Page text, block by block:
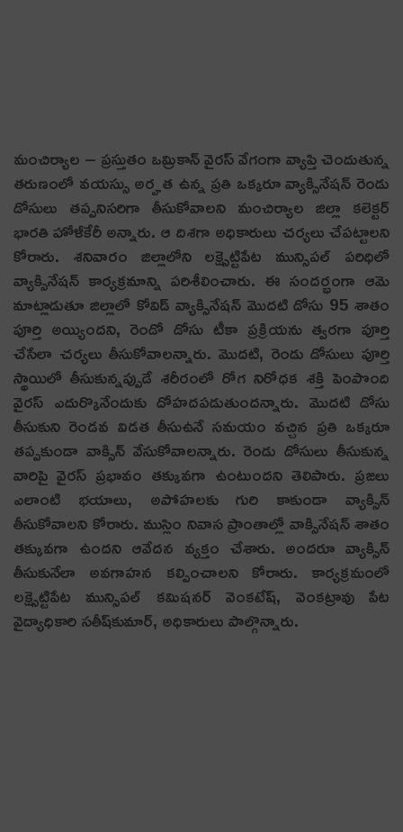
మంచిర్యాల – ప్ర‌స్తుతం ఒమ్రికాన్ వైర‌స్ వేగంగా వ్యాప్తి చెందుతున్న
త‌రుణంలో వ‌య‌స్సు అర్హ‌త ఉన్న ప్ర‌తి ఒక్క‌రూ వ్యాక్సినేష‌న్ రెండు
డోసులు త‌ప్ప‌నిస‌రిగా తీసుకోవాల‌ని మంచిర్యాల జిల్లా క‌లెక్ట‌ర్
భార‌తి హోళీకేరీ అన్నారు. ఆ దిశ‌గా అధికారులు చ‌ర్య‌లు చేప‌ట్టాల‌ని
కోరారు. శ‌నివారం జిల్లాలోని ల‌క్ష్సెట్టిపేట మున్సిప‌ల్ ప‌రిధిలో
వ్యాక్సినేష‌న్ కార్య‌క్ర‌మాన్ని ప‌రిశీలించారు. ఈ సంద‌ర్భంగా ఆమె
మాట్లాడుతూ జిల్లాలో కోవిడ్ వ్యాక్సినేష‌న్ మొద‌టి డోసు 95 శాతం
పూర్తి అయ్యింద‌ని, రెండో డోసు టీకా ప్ర‌క్రియ‌ను త్వ‌ర‌గా పూర్తి
చేసేలా చ‌ర్య‌లు తీసుకోవాల‌న్నారు. మొద‌టి, రెండు డోసులు పూర్తి
స్థాయిలో తీసుకున్న‌ప్పుడే శ‌రీరంలో రోగ నిరోధ‌క శ‌క్తి పెంపొంది
వైర‌స్ ఎదుర్కొనేందుకు దోహ‌ద‌ప‌డుతుంద‌న్నారు. మొద‌టి డోసు
తీసుకుని రెండ‌వ విడ‌త తీసుఉనే స‌మ‌యం వ‌చ్చిన ప్ర‌తి ఒక్క‌రూ
త‌ప్ప‌కుండా వాక్సిన్ వేసుకోవాల‌న్నారు. రెండు డోసులు తీసుకున్న
వారిపై వైర‌స్ ప్ర‌భావం త‌క్కువ‌గా ఉంటుంద‌ని తెలిపారు. ప్ర‌జ‌లు
ఎలాంటి భ‌యాలు, అపోహ‌లకు గురి కాకుండా వ్యాక్సిన్
తీసుకోవాల‌ని కోరారు. ముస్లిం నివాస ప్రాంతాల్లో వాక్సినేష‌న్ శాతం
త‌క్కువ‌గా ఉంద‌ని ఆవేద‌న వ్య‌క్తం చేశారు. అంద‌రూ వ్యాక్సిన్
తీసుకునేలా అవ‌గాహ‌న క‌ల్పించాల‌ని కోరారు. కార్య‌క్ర‌మంలో
ల‌క్ష్సెట్టిపేట మున్సిప‌ల్ క‌మిష‌న‌ర్ వెంక‌టేష్‌, వెంక‌ట్రావు పేట
వైద్యాధికారి స‌తీష్‌కుమార్‌, అధికారులు పాల్గొన్నారు.